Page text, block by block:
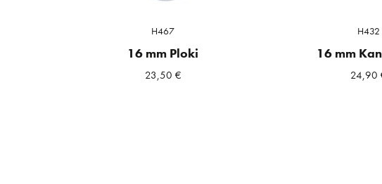
H467
16 mm Ploki
23,50 €
H432
16 mm
24,90